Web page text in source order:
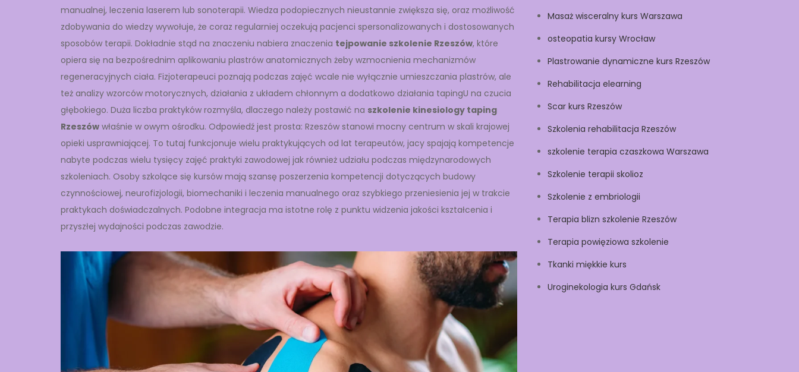
manualnej, leczenia laserem lub sonoterapii. Wiedza podopiecznych nieustannie zwiększa się, oraz możliwość
zdobywania do wiedzy wywołuje, że coraz regularniej oczekują pacjenci spersonalizowanych i dostosowanych
sposobów terapii. Dokładnie stąd na znaczeniu nabiera znaczenia tejpowanie szkolenie Rzeszów, które
opiera się na bezpośrednim aplikowaniu plastrów anatomicznych żeby wzmocnienia mechanizmów
regeneracyjnych ciała. Fizjoterapeuci poznają podczas zajęć wcale nie wyłącznie umieszczania plastrów, ale
też analizy wzorców motorycznych, działania z układem chłonnym a dodatkowo działania tapingU na czucia
głębokiego. Duża liczba praktyków rozmyśla, dlaczego należy postawić na szkolenie kinesiology taping
Rzeszów właśnie w owym ośrodku. Odpowiedź jest prosta: Rzeszów stanowi mocny centrum w skali krajowej
opieki usprawniającej. To tutaj funkcjonuje wielu praktykujących od lat terapeutów, jacy spajają kompetencje
nabyte podczas wielu tysięcy zajęć praktyki zawodowej jak również udziału podczas międzynarodowych
szkoleniach. Osoby szkolące się kursów mają szansę poszerzenia kompetencji dotyczących budowy
czynnościowej, neurofizjologii, biomechaniki i leczenia manualnego oraz szybkiego przeniesienia jej w trakcie
praktykach doświadczalnych. Podobne integracja ma istotne rolę z punktu widzenia jakości kształcenia i
przyszłej wydajności podczas zawodzie.
Masaż wisceralny kurs Warszawa
osteopatia kursy Wrocław
Plastrowanie dynamiczne kurs Rzeszów
Rehabilitacja elearning
Scar kurs Rzeszów
Szkolenia rehabilitacja Rzeszów
szkolenie terapia czaszkowa Warszawa
Szkolenie terapii skolioz
Szkolenie z embriologii
Terapia blizn szkolenie Rzeszów
Terapia powięziowa szkolenie
Tkanki miękkie kurs
Uroginekologia kurs Gdańsk